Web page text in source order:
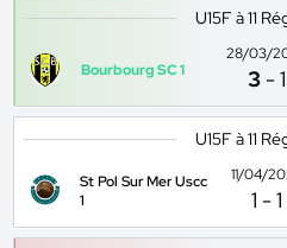
U15F à 11
Bourbourg SC 1
28/03/
3 -1
U15F à 11
St Pol Sur Mer Uscc
1
11/04/
1 -1